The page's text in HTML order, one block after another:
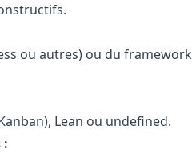
ou autres) ou du framework
Lean ou undefined.
: